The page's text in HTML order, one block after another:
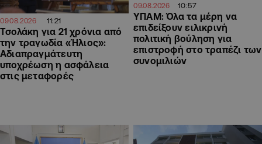
09.08.2026 11:21
Τσολάκη για 21 χρόνια από
την τραγωδία «Ήλιος»:
Αδιαπραγμάτευτη
υποχρέωση η ασφάλεια
στις μεταφορές
09.08.2026 10:57
ΥΠΑΜ: Όλα τα μέρη να
επιδείξουν ειλικρινή
πολιτική βούληση για
επιστροφή στο τραπέζι των
συνομιλιών